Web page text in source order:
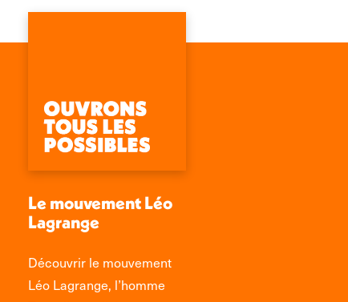
Le mouvement Léo
Lagrange
Découvrir le mouvement
Léo Lagrange, l’homme